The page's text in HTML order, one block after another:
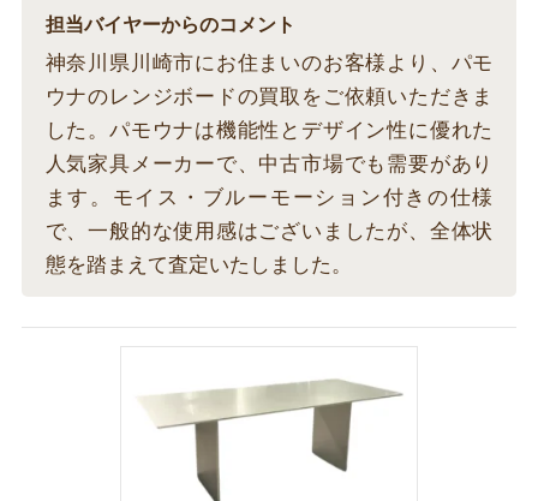
担当バイヤーからのコメント
神奈川県川崎市にお住まいのお客様より、パモ
ウナのレンジボードの買取をご依頼いただきま
した。パモウナは機能性とデザイン性に優れた
人気家具メーカーで、中古市場でも需要があり
ます。モイス・ブルーモーション付きの仕様
で、一般的な使用感はございましたが、全体状
態を踏まえて査定いたしました。